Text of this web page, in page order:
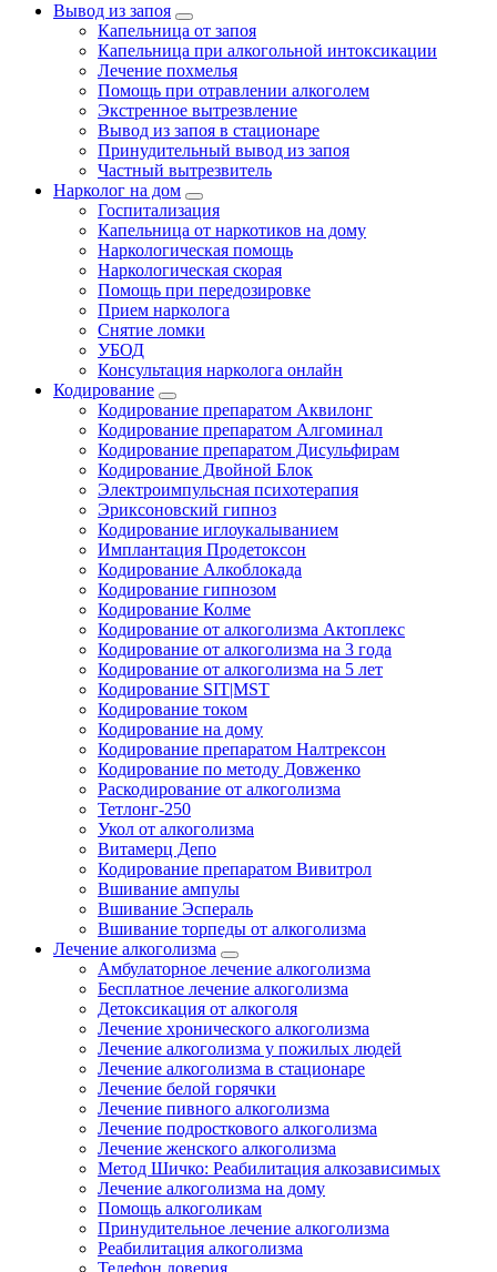
Вывод из запоя
Капельница от запоя
Капельница при алкогольной интоксикации
Лечение похмелья
Помощь при отравлении алкоголем
Экстренное вытрезвление
Вывод из запоя в стационаре
Принудительный вывод из запоя
Частный вытрезвитель
Нарколог на дом
Госпитализация
Капельница от наркотиков на дому
Наркологическая помощь
Наркологическая скорая
Помощь при передозировке
Прием нарколога
Снятие ломки
УБОД
Консультация нарколога онлайн
Кодирование
Кодирование препаратом Аквилонг
Кодирование препаратом Алгоминал
Кодирование препаратом Дисульфирам
Кодирование Двойной Блок
Электроимпульсная психотерапия
Эриксоновский гипноз
Кодирование иглоукалыванием
Имплантация Продетоксон
Кодирование Алкоблокада
Кодирование гипнозом
Кодирование Колме
Кодирование от алкоголизма Актоплекс
Кодирование от алкоголизма на 3 года
Кодирование от алкоголизма на 5 лет
Кодирование SIT|MST
Кодирование током
Кодирование на дому
Кодирование препаратом Налтрексон
Кодирование по методу Довженко
Раскодирование от алкоголизма
Тетлонг-250
Укол от алкоголизма
Витамерц Депо
Кодирование препаратом Вивитрол
Вшивание ампулы
Вшивание Эспераль
Вшивание торпеды от алкоголизма
Лечение алкоголизма
Амбулаторное лечение алкоголизма
Бесплатное лечение алкоголизма
Детоксикация от алкоголя
Лечение хронического алкоголизма
Лечение алкоголизма у пожилых людей
Лечение алкоголизма в стационаре
Лечение белой горячки
Лечение пивного алкоголизма
Лечение подросткового алкоголизма
Лечение женского алкоголизма
Метод Шичко: Реабилитация алкозависимых
Лечение алкоголизма на дому
Помощь алкоголикам
Принудительное лечение алкоголизма
Реабилитация алкоголизма
Телефон доверия